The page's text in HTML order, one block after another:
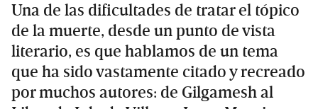
Una de las dificultades de tratar el tópico
de la muerte, desde un punto de vista
literario, es que hablamos de un tema
que ha sido vastamente citado y recreado
por muchos autores: de Gilgamesh al